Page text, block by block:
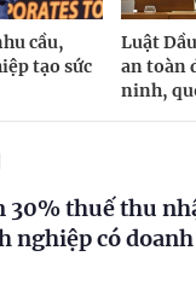
cầu,
tạo sức
Luật
an toàn
ninh,
30% thuế thu
nghiệp có